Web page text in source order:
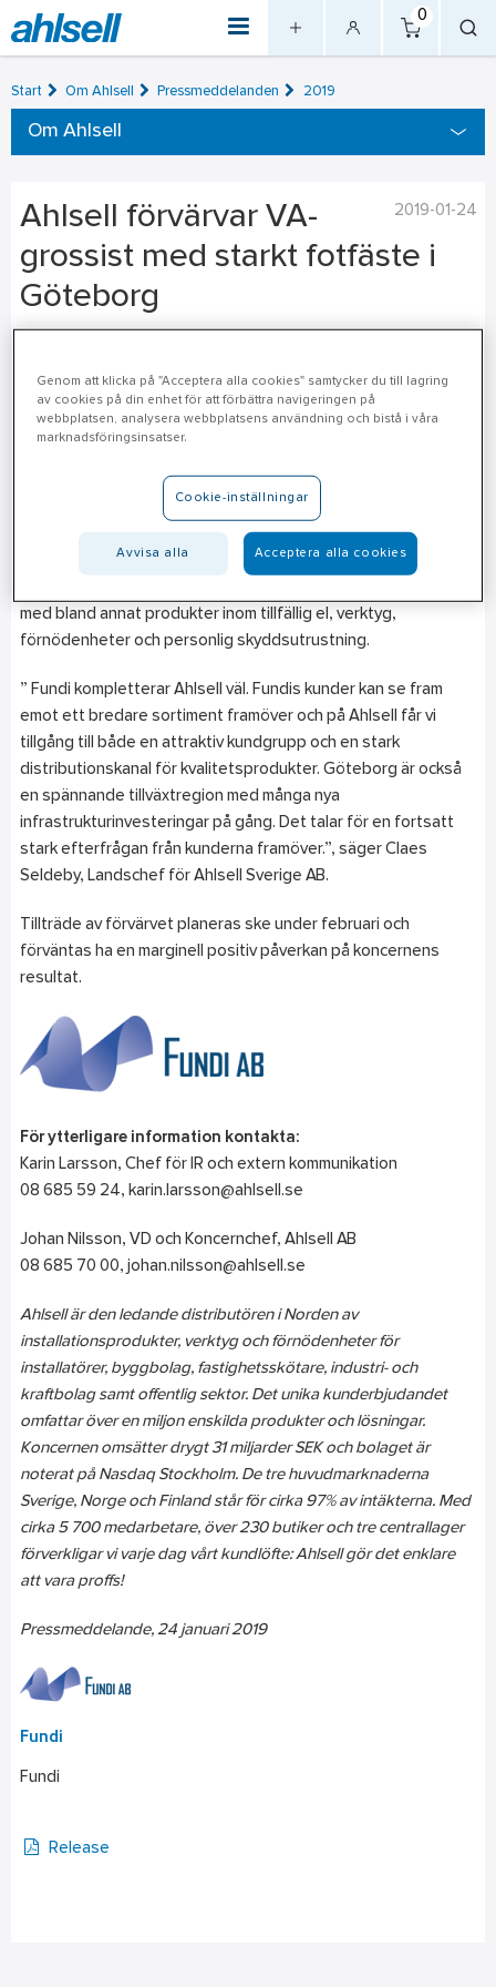
0
Start Om Ahlsell Pressmeddelanden 2019
Om Ahlsell
2019-01-24
Ahlsell förvärvar VA-
grossist med starkt fotfäste i
Göteborg
(Fundi), en svensk grossist inom VA (Vatten & Avlopp).
Företaget har 13 anställda och omsätter cirka 87 MSEK
årligen.
Sedan 2012 erbjuder Fundi små och mellanstora kunder i
Göteborg ett kvalitetssortiment inom VA och sedan några år
tillbaka har företaget en filial i Varberg. Fundi har runt 3 000
lagerförda artiklar och runt 300 aktiva kunder. Genom
med bland annat produkter inom tillfällig el, verktyg,
förnödenheter och personlig skyddsutrustning.
” Fundi kompletterar Ahlsell väl. Fundis kunder kan se fram
emot ett bredare sortiment framöver och på Ahlsell får vi
tillgång till både en attraktiv kundgrupp och en stark
distributionskanal för kvalitetsprodukter. Göteborg är också
en spännande tillväxtregion med många nya
infrastrukturinvesteringar på gång. Det talar för en fortsatt
stark efterfrågan från kunderna framöver.”, säger Claes
Seldeby, Landschef för Ahlsell Sverige AB.
Tillträde av förvärvet planeras ske under februari och
förväntas ha en marginell positiv påverkan på koncernens
resultat.
För ytterligare information kontakta:
Karin Larsson, Chef för IR och extern kommunikation
08 685 59 24, karin.larsson@ahlsell.se
Johan Nilsson, VD och Koncernchef, Ahlsell AB
08 685 70 00, johan.nilsson@ahlsell.se
Ahlsell är den ledande distributören i Norden av
installationsprodukter, verktyg och förnödenheter för
installatörer, byggbolag, fastighetsskötare, industri- och
kraftbolag samt offentlig sektor. Det unika kunderbjudandet
omfattar över en miljon enskilda produkter och lösningar.
Koncernen omsätter drygt 31 miljarder SEK och bolaget är
noterat på Nasdaq Stockholm. De tre huvudmarknaderna
Sverige, Norge och Finland står för cirka 97% av intäkterna. Med
cirka 5 700 medarbetare, över 230 butiker och tre centrallager
förverkligar vi varje dag vårt kundlöfte: Ahlsell gör det enklare
att vara proffs!
Pressmeddelande, 24 januari 2019
Fundi
Fundi
Release
Genom att klicka på "Acceptera alla cookies" samtycker du till lagring
av cookies på din enhet för att förbättra navigeringen på
webbplatsen, analysera webbplatsens användning och bistå i våra
marknadsföringsinsatser.
Cookie-inställningar
Avvisa alla Acceptera alla cookies